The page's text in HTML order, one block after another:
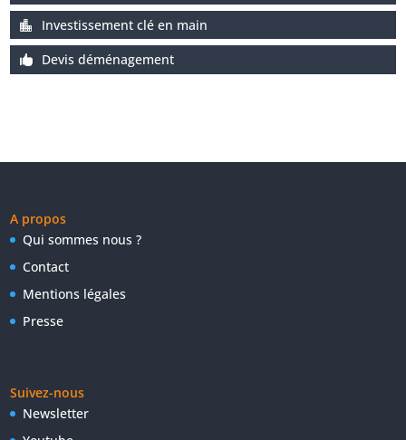
Investissement clé en main
Devis déménagement
A propos
Qui sommes nous ?
Contact
Mentions légales
Presse
Suivez-nous
Newsletter